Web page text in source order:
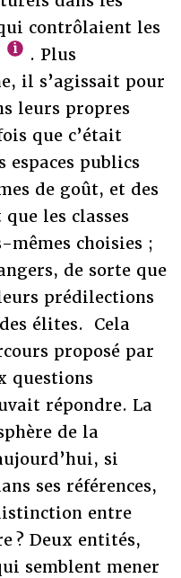
contrôlaient les
. Plus
il s’agissait pour
leurs propres
que c’était
espaces publics
de goût, et des
les classes
choisies ;
de sorte que
prédilections
élites. Cela
proposé par
questions
répondre. La
de la
si
ses références,
entre
? Deux entités,
semblent mener